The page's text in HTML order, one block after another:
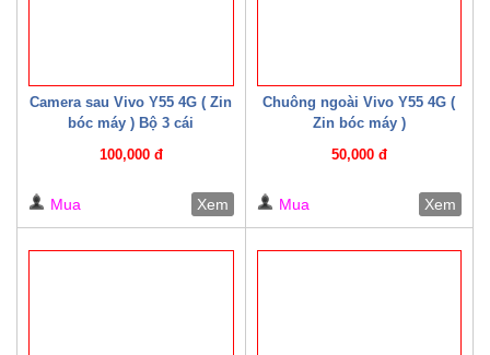
Camera sau Vivo Y55 4G ( Zin
bóc máy ) Bộ 3 cái
100,000 đ
Mua Xem
Chuông ngoài Vivo Y55 4G (
Zin bóc máy )
50,000 đ
Mua Xem